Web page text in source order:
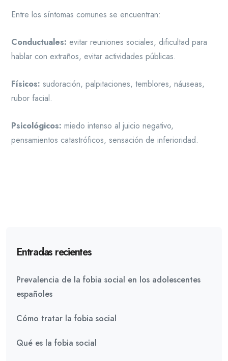
Entre los síntomas comunes se encuentran:
Conductuales: evitar reuniones sociales, dificultad para
hablar con extraños, evitar actividades públicas.
Físicos: sudoración, palpitaciones, temblores, náuseas,
rubor facial.
Psicológicos: miedo intenso al juicio negativo,
pensamientos catastróficos, sensación de inferioridad.
Entradas recientes
Prevalencia de la fobia social en los adolescentes
españoles
Cómo tratar la fobia social
Qué es la fobia social